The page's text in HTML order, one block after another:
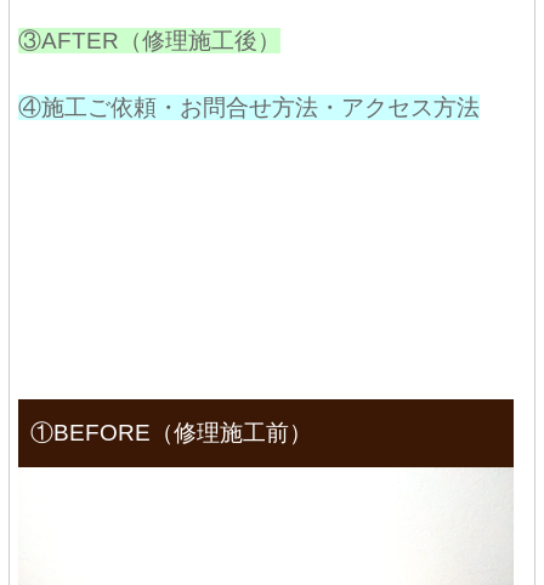
③AFTER（修理施工後）
④施工ご依頼・お問合せ方法・アクセス方法
①BEFORE（修理施工前）